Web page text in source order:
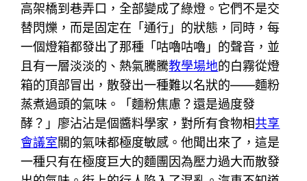
高架橋到巷弄口，全部變成了綠燈。它們不是交
替閃爍，而是固定在「通行」的狀態，同時，每
一個燈箱都發出了那種「咕嚕咕嚕」的聲音，並
且有一層淡淡的、熱氣騰騰教學場地的白霧從燈
箱的頂部冒出，散發出一種難以名狀的——麵粉
蒸煮過頭的氣味。「麵粉焦慮？還是過度發
酵？」廖沾沾是個醬料學家，對所有食物相共享
會議室關的氣味都極度敏感。他聞出來了，這是
一種只有在極度巨大的麵團因為壓力過大而散發